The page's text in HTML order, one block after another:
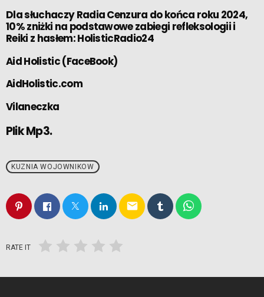
Dla słuchaczy Radia Cenzura do końca roku 2024,
10% zniżki na podstawowe zabiegi refleksologii i
Reiki z hasłem: HolisticRadio24
Aid Holistic (FaceBook)
AidHolistic.com
Vilaneczka
Plik Mp3.
KUZNIA WOJOWNIKOW
email
RATE IT